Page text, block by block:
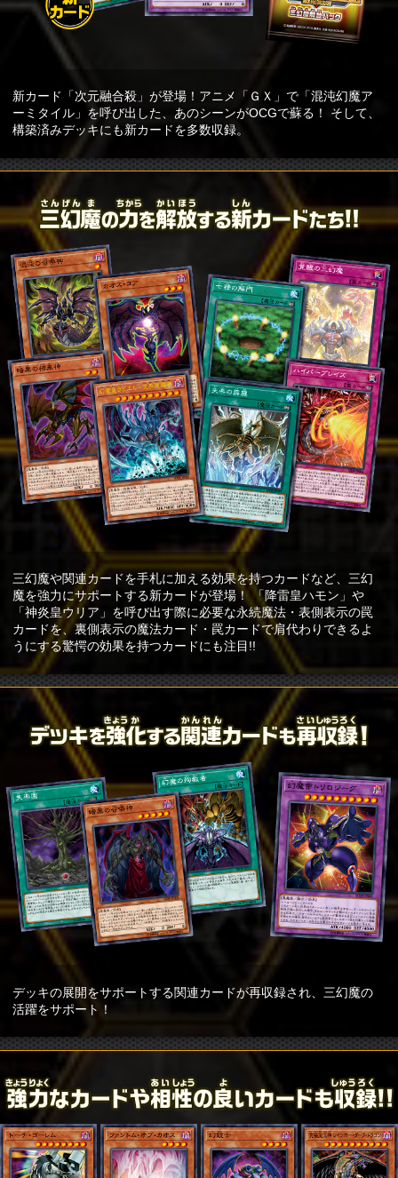
新カード「次元融合殺」が登場！アニメ「ＧＸ」で「混沌幻魔ア
ーミタイル」を呼び出した、あのシーンがOCGで蘇る！ そして、
構築済みデッキにも新カードを多数収録。
三幻魔や関連カードを手札に加える効果を持つカードなど、三幻
魔を強力にサポートする新カードが登場！ 「降雷皇ハモン」や
「神炎皇ウリア」を呼び出す際に必要な永続魔法・表側表示の罠
カードを、裏側表示の魔法カード・罠カードで肩代わりできるよ
うにする驚愕の効果を持つカードにも注目!!
デッキの展開をサポートする関連カードが再収録され、三幻魔の
活躍をサポート！